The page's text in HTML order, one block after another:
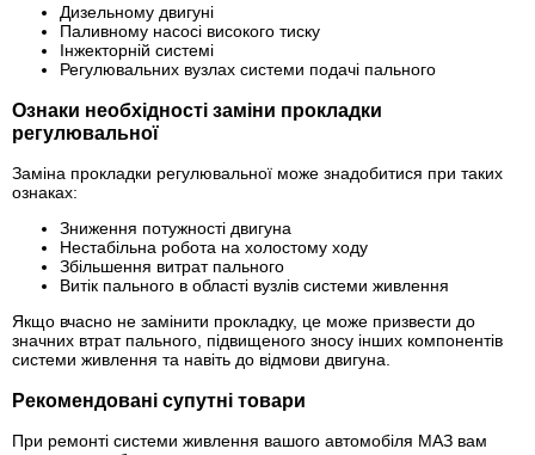
Дизельному двигуні
Паливному насосі високого тиску
Інжекторній системі
Регулювальних вузлах системи подачі пального
Ознаки необхідності заміни прокладки
регулювальної
Заміна прокладки регулювальної може знадобитися при таких
ознаках:
Зниження потужності двигуна
Нестабільна робота на холостому ходу
Збільшення витрат пального
Витік пального в області вузлів системи живлення
Якщо вчасно не замінити прокладку, це може призвести до
значних втрат пального, підвищеного зносу інших компонентів
системи живлення та навіть до відмови двигуна.
Рекомендовані супутні товари
При ремонті системи живлення вашого автомобіля МАЗ вам